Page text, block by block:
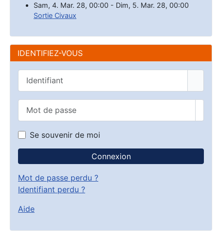
Sam, 4. Mar. 28, 00:00 - Dim, 5. Mar. 28, 00:00
Sortie Civaux
IDENTIFIEZ-VOUS
Se souvenir de moi
Connexion
Mot de passe perdu ?
Identifiant perdu ?
Aide